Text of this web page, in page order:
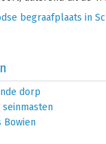
begraafplaats in
dorp
Bowien